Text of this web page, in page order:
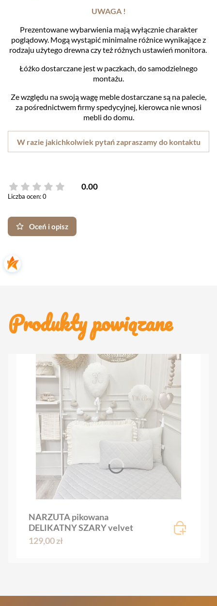
UWAGA !
Prezentowane wybarwienia mają wyłącznie charakter
poglądowy. Mogą wystąpić minimalne różnice wynikające z
rodzaju użytego drewna czy też różnych ustawień monitora.
Łóżko dostarczane jest w paczkach, do samodzielnego
montażu.
Ze względu na swoją wagę meble dostarczane są na palecie,
za pośrednictwem firmy spedycyjnej, kierowca nie wnosi
mebli do domu.
W razie jakichkolwiek pytań zapraszamy do kontaktu
0.00
Liczba ocen: 0
Oceń i opisz
Produkty powiązane
NARZUTA pikowana
DELIKATNY SZARY velvet
129,00 zł